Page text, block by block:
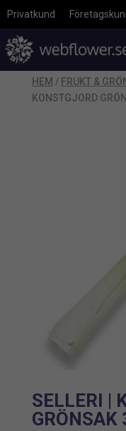
Privatkund
HEM / FRUKT &
KONSTGJORD
SELLERI |
GRÖNSAK